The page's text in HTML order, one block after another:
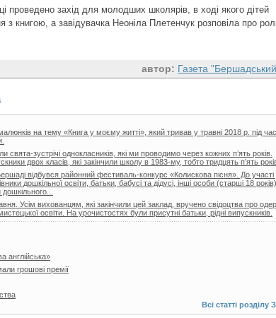
проведено захід для молодших школярів, в ході якого дітей
книгою, а завідувачка Неоніла Плетенчук розповіла про
автор: Газета
на тему «Книга у моєму житті», який тривав у травні 2018 р. під час
свята-зустрічі однокласників, які ми проводимо через кожних п’ять років.
двох класів, які закінчили школу в 1983-му, тобто тридцять п’ять
відбувся районний фестиваль-конкурс «Колискова пісня». До участі
дошкільної освіти, батьки, бабусі та дідусі, інші особи (старші 18 років),
Усім вихованцям, які закінчили цей заклад, вручено свідоцтва про
освіти. На урочистостях були присутні батьки, рідні випускників.
англійська»
грошові премії
Всі статті розділу